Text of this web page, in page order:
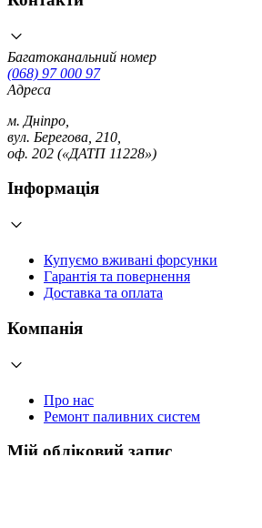
Багатоканальний номер
(068) 97 000 97
Адреса
м. Дніпро,
вул. Берегова, 210,
оф. 202 («ДАТП 11228»)
Інформація
Купуємо вживані форсунки
Гарантія та повернення
Доставка та оплата
Компанія
Про нас
Ремонт паливних систем
Мій обліковий запис